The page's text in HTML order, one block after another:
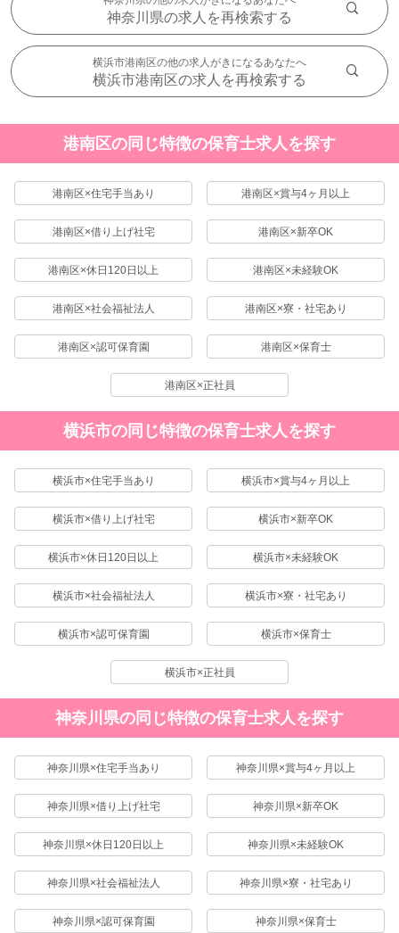
神奈川県の求人を再検索する
横浜市港南区の他の求人がきになるあなたへ
横浜市港南区の求人を再検索する
港南区の同じ特徴の保育士求人を探す
港南区×住宅手当あり 港南区×賞与4ヶ月以上
港南区×借り上げ社宅 港南区×新卒OK
港南区×休日120日以上 港南区×未経験OK
港南区×社会福祉法人 港南区×寮・社宅あり
港南区×認可保育園 港南区×保育士
港南区×正社員
横浜市の同じ特徴の保育士求人を探す
横浜市×住宅手当あり 横浜市×賞与4ヶ月以上
横浜市×借り上げ社宅 横浜市×新卒OK
横浜市×休日120日以上 横浜市×未経験OK
横浜市×社会福祉法人 横浜市×寮・社宅あり
横浜市×認可保育園 横浜市×保育士
横浜市×正社員
神奈川県の同じ特徴の保育士求人を探す
神奈川県×住宅手当あり 神奈川県×賞与4ヶ月以上
神奈川県×借り上げ社宅 神奈川県×新卒OK
神奈川県×休日120日以上 神奈川県×未経験OK
神奈川県×社会福祉法人 神奈川県×寮・社宅あり
神奈川県×認可保育園 神奈川県×保育士